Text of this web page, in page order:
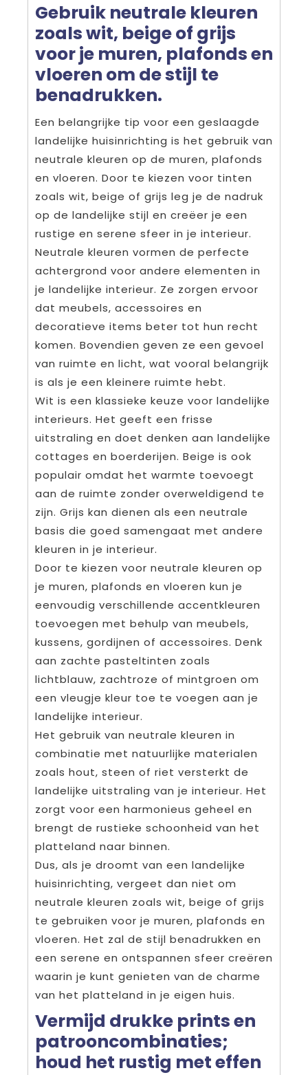
Gebruik neutrale kleuren
zoals wit, beige of grijs
voor je muren, plafonds en
vloeren om de stijl te
benadrukken.
Een belangrijke tip voor een geslaagde
landelijke huisinrichting is het gebruik van
neutrale kleuren op de muren, plafonds
en vloeren. Door te kiezen voor tinten
zoals wit, beige of grijs leg je de nadruk
op de landelijke stijl en creëer je een
rustige en serene sfeer in je interieur.
Neutrale kleuren vormen de perfecte
achtergrond voor andere elementen in
je landelijke interieur. Ze zorgen ervoor
dat meubels, accessoires en
decoratieve items beter tot hun recht
komen. Bovendien geven ze een gevoel
van ruimte en licht, wat vooral belangrijk
is als je een kleinere ruimte hebt.
Wit is een klassieke keuze voor landelijke
interieurs. Het geeft een frisse
uitstraling en doet denken aan landelijke
cottages en boerderijen. Beige is ook
populair omdat het warmte toevoegt
aan de ruimte zonder overweldigend te
zijn. Grijs kan dienen als een neutrale
basis die goed samengaat met andere
kleuren in je interieur.
Door te kiezen voor neutrale kleuren op
je muren, plafonds en vloeren kun je
eenvoudig verschillende accentkleuren
toevoegen met behulp van meubels,
kussens, gordijnen of accessoires. Denk
aan zachte pasteltinten zoals
lichtblauw, zachtroze of mintgroen om
een vleugje kleur toe te voegen aan je
landelijke interieur.
Het gebruik van neutrale kleuren in
combinatie met natuurlijke materialen
zoals hout, steen of riet versterkt de
landelijke uitstraling van je interieur. Het
zorgt voor een harmonieus geheel en
brengt de rustieke schoonheid van het
platteland naar binnen.
Dus, als je droomt van een landelijke
huisinrichting, vergeet dan niet om
neutrale kleuren zoals wit, beige of grijs
te gebruiken voor je muren, plafonds en
vloeren. Het zal de stijl benadrukken en
een serene en ontspannen sfeer creëren
waarin je kunt genieten van de charme
van het platteland in je eigen huis.
Vermijd drukke prints en
patrooncombinaties;
houd het rustig met effen